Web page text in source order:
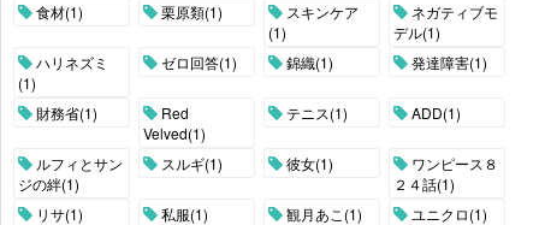
食材(1)
栗原類(1)
スキンケア
(1)
ネガティブモ
デル(1)
ハリネズミ
(1)
ゼロ回答(1) 錦織(1) 発達障害(1)
財務省(1)
Red
Velved(1)
テニス(1) ADD(1)
ルフィとサン
ジの絆(1)
スルギ(1) 彼女(1)
ワンピース８
２４話(1)
リサ(1)
私服(1) 観月あこ(1)
ユニクロ(1)